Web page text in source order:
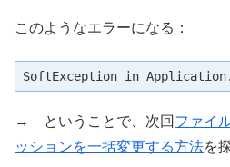
このようなエラーになる：
SoftException in
→ ということで、次回 ファイ
ッションを一括変更する方法を